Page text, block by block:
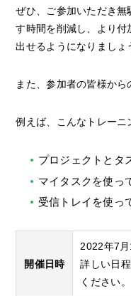
ぜひ、ご参加いただき
す時間を削減し、より
出せるようになりましょ
また、参加者の皆様から
例えば、こんなトレーニ
プロジェクトとタ
マイタスクを使っ
受信トレイを使っ
開催日時
2022年7
詳しい日
ください。